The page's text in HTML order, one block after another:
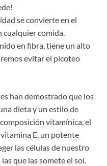
se convierte en el
cualquier comida.
en fibra, tiene un alto
evitar el picoteo
han demostrado que los
dieta y un estilo de
vitamínica, el
E, un potente
las células de nuestro
que las somete el sol.